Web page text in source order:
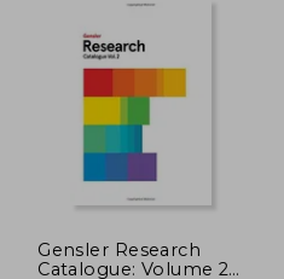
Gensler Research
Catalogue: Volume 2